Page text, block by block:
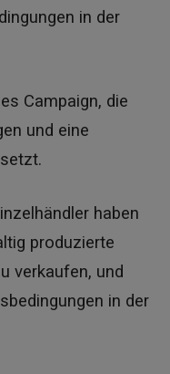
in der
Campaign, die
und eine
haben
produzierte
verkaufen, und
in der